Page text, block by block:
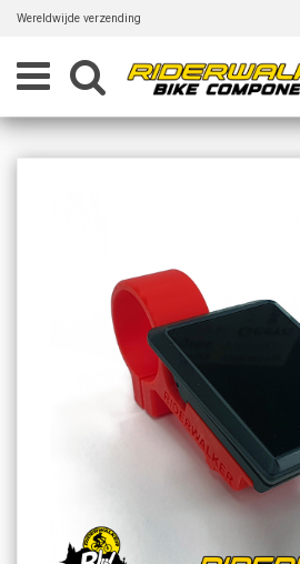
Wereldwijde verzending